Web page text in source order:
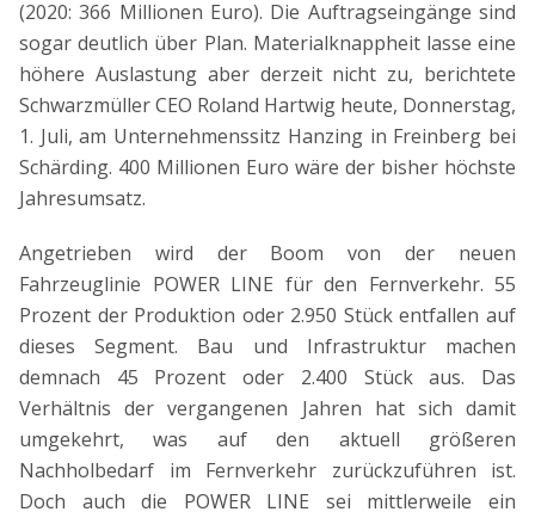
(2020: 366 Millionen Euro). Die Auftragseingänge sind
sogar deutlich über Plan. Materialknappheit lasse eine
höhere Auslastung aber derzeit nicht zu, berichtete
Schwarzmüller CEO Roland Hartwig heute, Donnerstag,
1. Juli, am Unternehmenssitz Hanzing in Freinberg bei
Schärding. 400 Millionen Euro wäre der bisher höchste
Jahresumsatz.
Angetrieben wird der Boom von der neuen
Fahrzeuglinie POWER LINE für den Fernverkehr. 55
Prozent der Produktion oder 2.950 Stück entfallen auf
dieses Segment. Bau und Infrastruktur machen
demnach 45 Prozent oder 2.400 Stück aus. Das
Verhältnis der vergangenen Jahren hat sich damit
umgekehrt, was auf den aktuell größeren
Nachholbedarf im Fernverkehr zurückzuführen ist.
Doch auch die POWER LINE sei mittlerweile ein